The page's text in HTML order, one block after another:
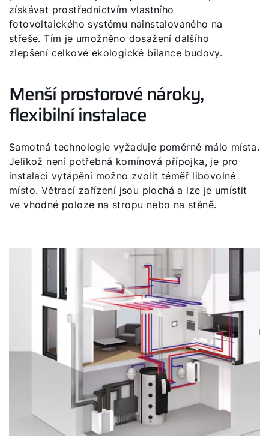
získávat prostřednictvím vlastního
fotovoltaického systému nainstalovaného na
střeše. Tím je umožněno dosažení dalšího
zlepšení celkové ekologické bilance budovy.
Menší prostorové nároky,
flexibilní instalace
Samotná technologie vyžaduje poměrně málo místa.
Jelikož není potřebná komínová přípojka, je pro
instalaci vytápění možno zvolit téměř libovolné
místo. Větrací zařízení jsou plochá a lze je umístit
ve vhodné poloze na stropu nebo na stěně.
Kontaktní formulář
Kontakty a pobočky
Důležité odkazy
Obchodní tým
Kariéra
5letá záruka